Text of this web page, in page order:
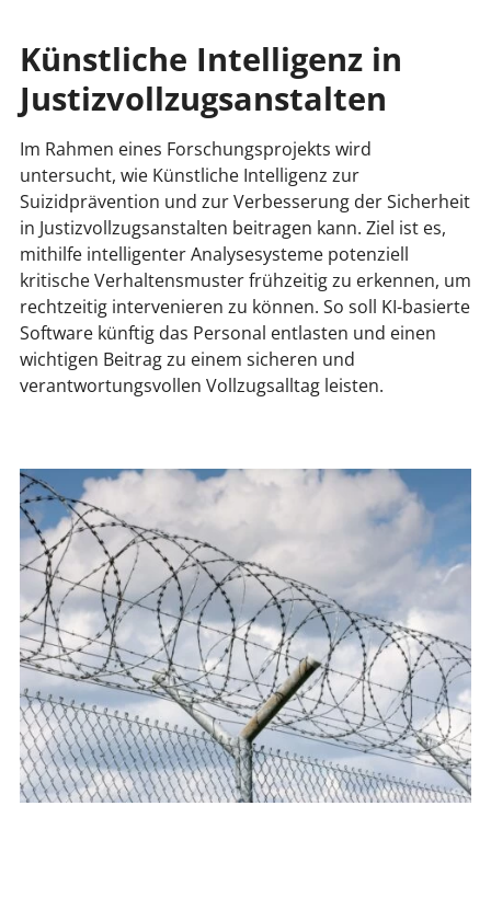
Künstliche Intelligenz in
Justizvollzugsanstalten
Im Rahmen eines Forschungsprojekts wird
untersucht, wie Künstliche Intelligenz zur
Suizidprävention und zur Verbesserung der Sicherheit
in Justizvollzugsanstalten beitragen kann. Ziel ist es,
mithilfe intelligenter Analysesysteme potenziell
kritische Verhaltensmuster frühzeitig zu erkennen, um
rechtzeitig intervenieren zu können. So soll KI-basierte
Software künftig das Personal entlasten und einen
wichtigen Beitrag zu einem sicheren und
verantwortungsvollen Vollzugsalltag leisten.